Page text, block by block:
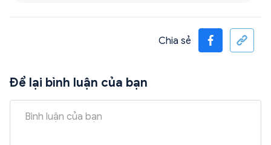
Chia sẻ
Để lại bình luận của bạn